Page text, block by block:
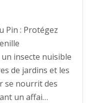
Pin : Protégez
insecte nuisible
de jardins et les
se nourrit des
un affai…